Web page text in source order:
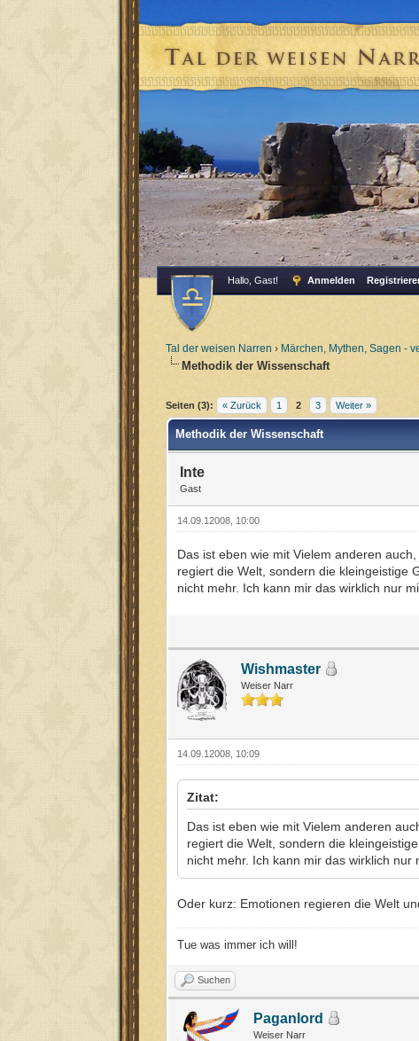
Hallo, Gast! Anmelden
Tal der weisen Narren › Märchen, Mythen, Sagen -
Methodik der Wissenschaft
Seiten (3): « Zurück 1 2 3 Weiter »
Methodik der Wissenschaft
Inte
Gast
14.09.12008, 10:00
Das ist eben wie mit Vielem anderen
regiert die Welt, sondern die kleingeistige
nicht mehr. Ich kann mir das wirklich nur
Wishmaster
Weiser Narr
14.09.12008, 10:09
Zitat:
Das ist eben wie mit Vielem anderen
regiert die Welt, sondern die
nicht mehr. Ich kann mir das wirklich nur
Oder kurz: Emotionen regieren die Welt
Tue was immer ich will!
Suchen
Paganlord
Weiser Narr